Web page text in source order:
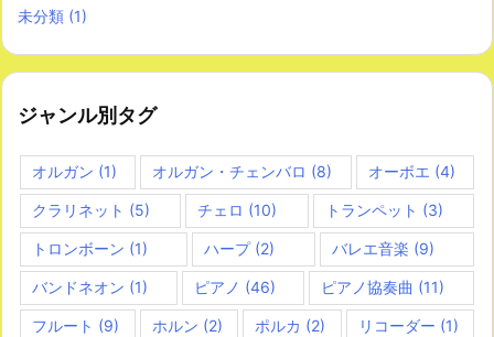
未分類 (1)
ジャンル別タグ
オルガン (1) オルガン・チェンバロ (8) オーボエ (4)
クラリネット (5) チェロ (10) トランペット (3)
トロンボーン (1) ハープ(2) バレエ音楽 (9)
バンドネオン (1) ピアノ (46) ピアノ協奏曲 (11)
フルート (9) ホルン (2) ポルカ (2) リコーダー (1)